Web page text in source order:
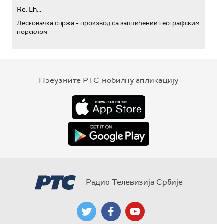
Re: Eh...
Лесковачка спржа – производ са заштићеним географским
пореклом
Преузмите РТС мобилну апликацију
Радио Телевизија Србије